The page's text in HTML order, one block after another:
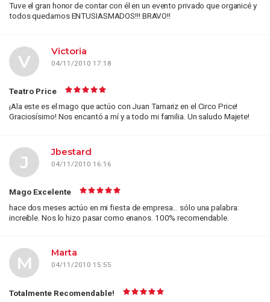
Tuve el gran honor de contar con él en un evento privado que organicé y
todos quedamos ENTUSIASMADOS!!! BRAVO!!
Victoria
04/11/2010 17:18
V
Teatro Price
¡Ala este es el mago que actúo con Juan Tamariz en el Circo Price!
Graciosísimo! Nos encantó a mí y a todo mi familia. Un saludo Majete!
Jbestard
04/11/2010 16:16
J
Mago Excelente
hace dos meses actúo en mi fiesta de empresa... sólo una palabra:
increible. Nos lo hizo pasar como enanos. 100% recomendable.
Marta
04/11/2010 15:55
M
Totalmente Recomendable!